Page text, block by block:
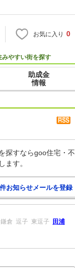
お気に入り 0
みやすい街を探す
助成金
情報
探すならgoo住宅・不
ます。
鎌倉 逗子 東逗子 田浦